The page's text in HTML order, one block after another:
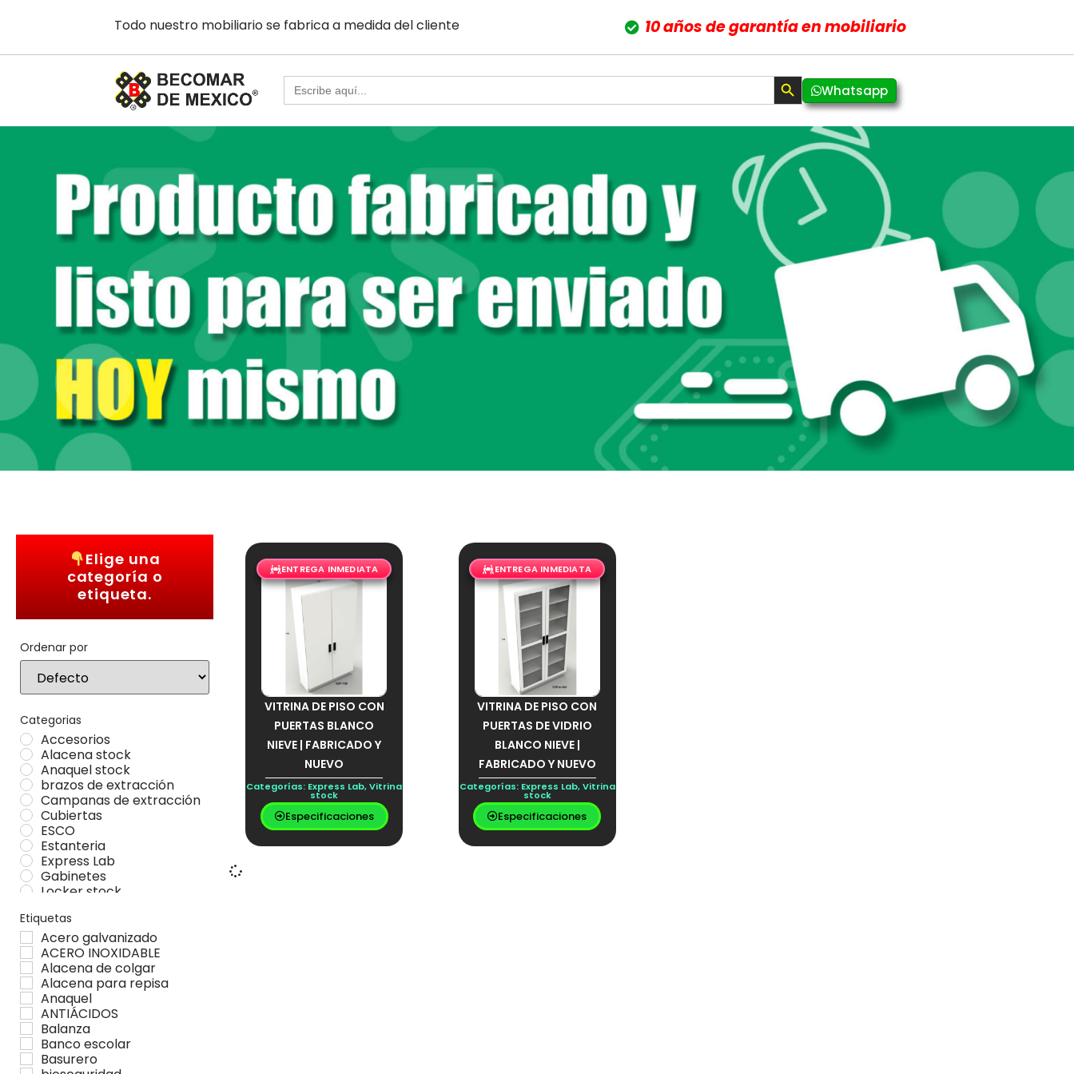
Todo nuestro mobiliario se fabrica a medida del cliente 10 años de garantía en mobiliario
Buscar: Botón de búsqueda
Whatsapp
Elige una
categoría o
etiqueta.
Ordenar por
Sort Products
Categorias
Accesorios
Alacena stock
Anaquel stock
brazos de extracción
Campanas de extracción
Cubiertas
ESCO
Estanteria
Express Lab
Gabinetes
Locker stock
Mesas
Muebles especiales
Vitrina stock
Etiquetas
Acero galvanizado
ACERO INOXIDABLE
Alacena de colgar
Alacena para repisa
Anaquel
ANTIÁCIDOS
Balanza
Banco escolar
Basurero
ENTREGA INMEDIATA
VITRINA DE PISO CON
PUERTAS BLANCO
NIEVE | FABRICADO Y
NUEVO
Categorías: Express Lab,Vitrina
stock
Especificaciones
ENTREGA INMEDIATA
VITRINA DE PISO CON
PUERTAS DE VIDRIO
BLANCO NIEVE |
FABRICADO Y NUEVO
Categorías: Express Lab,Vitrina
stock
Especificaciones